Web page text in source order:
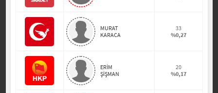
MURAT
KARACA
33
%0,27
ERİM
ŞİŞMAN
20
%0,17